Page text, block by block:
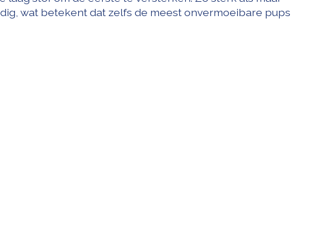
wat betekent dat zelfs de meest onvermoeibare pups